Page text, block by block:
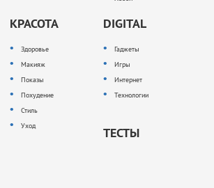
КРАСОТА
Здоровье
Макияж
Показы
Похудение
Стиль
Уход
DIGITAL
Гаджеты
Игры
Интернет
Технологии
ТЕСТЫ